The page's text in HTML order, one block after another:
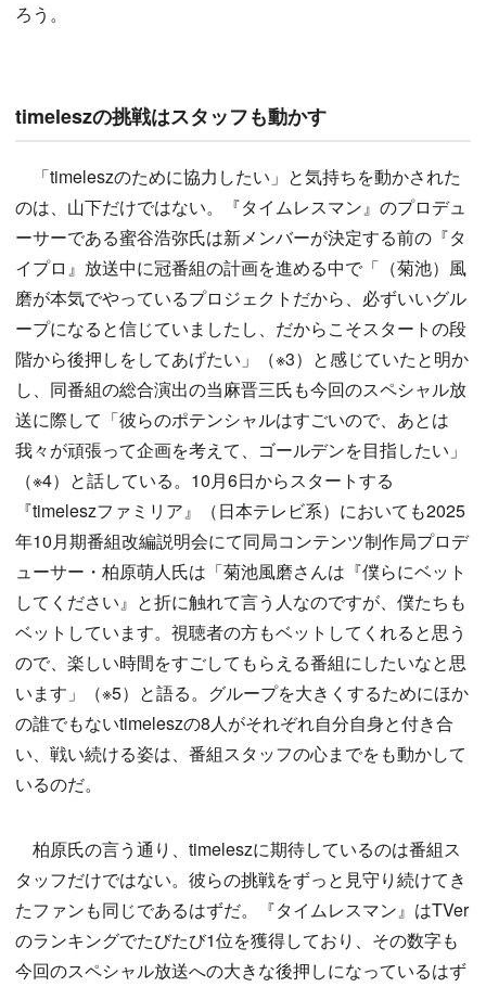
ろう。
timeleszの挑戦はスタッフも動かす
「timeleszのために協力したい」と気持ちを動かされた
のは、山下だけではない。『タイムレスマン』のプロデュ
ーサーである蜜谷浩弥氏は新メンバーが決定する前の『タ
イプロ』放送中に冠番組の計画を進める中で「（菊池）風
磨が本気でやっているプロジェクトだから、必ずいいグル
ープになると信じていましたし、だからこそスタートの段
階から後押しをしてあげたい」（※3）と感じていたと明か
し、同番組の総合演出の当麻晋三氏も今回のスペシャル放
送に際して「彼らのポテンシャルはすごいので、あとは
我々が頑張って企画を考えて、ゴールデンを目指したい」
（※4）と話している。10月6日からスタートする
『timeleszファミリア』（日本テレビ系）においても2025
年10月期番組改編説明会にて同局コンテンツ制作局プロデ
ューサー・柏原萌人氏は「菊池風磨さんは『僕らにベット
してください』と折に触れて言う人なのですが、僕たちも
ベットしています。視聴者の方もベットしてくれると思う
ので、楽しい時間をすごしてもらえる番組にしたいなと思
います」（※5）と語る。グループを大きくするためにほか
の誰でもないtimeleszの8人がそれぞれ自分自身と付き合
い、戦い続ける姿は、番組スタッフの心までをも動かして
いるのだ。
柏原氏の言う通り、timeleszに期待しているのは番組ス
タッフだけではない。彼らの挑戦をずっと見守り続けてき
たファンも同じであるはずだ。『タイムレスマン』はTVer
のランキングでたびたび1位を獲得しており、その数字も
今回のスペシャル放送への大きな後押しになっているはず